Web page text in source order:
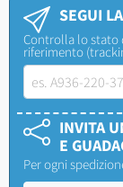
SEGUI
Controlla lo stato
riferimento
INVITA
E
Per ogni